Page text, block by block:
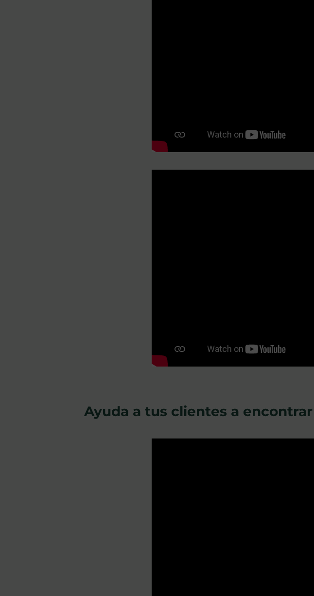
Ayuda a tus clientes a